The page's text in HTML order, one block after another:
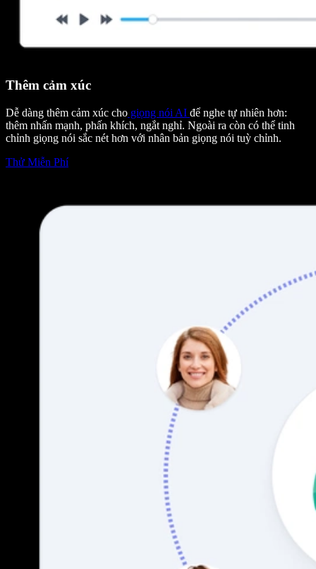
Thêm cảm xúc
Dễ dàng thêm cảm xúc cho giọng nói AI để nghe tự nhiên hơn:
thêm nhấn mạnh, phấn khích, ngắt nghỉ. Ngoài ra còn có thể tinh
chỉnh giọng nói sắc nét hơn với nhân bản giọng nói tuỳ chỉnh.
Thử Miễn Phí